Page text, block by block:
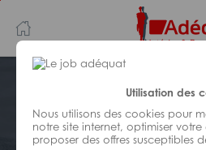
Utilisation des
Nous utilisons des cookies pour
notre site internet, optimiser
proposer des offres susceptibles
au
contenu
principal
navigation
BÂTIMENT ET
Réf : ZZ1-328117